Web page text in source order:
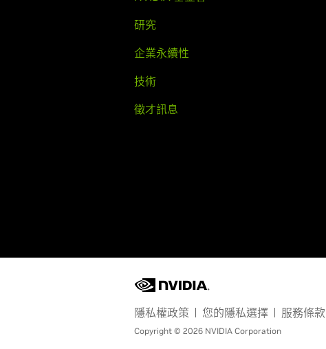
研究
企業永續性
技術
徵才訊息
隱私權政策 您的隱私選擇 服務條款
Copyright © 2026 NVIDIA Corporation